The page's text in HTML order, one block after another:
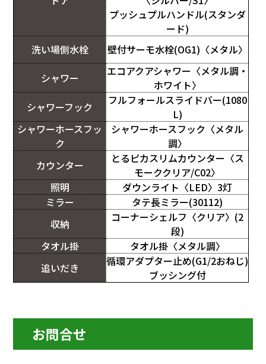
プッシュプルハンドル(スタンダ
ード)
洗い場側水栓
壁付サーモ水栓(OG1)〈メタル〉
シャワー
エコアクアシャワー〈メタル調・
ホワイト〉
シャワーフック
フルフォールスライドバー(1080
L)
シャワーホースフッ
ク
シャワーホースフック〈メタル
調〉
カウンター
とるピカスリムカウンター〈ス
モーククリア/C02〉
照明
ダウンライト〈LED〉3灯
ミラー
タテ長ミラー(30112)
収納
コーナーシェルフ〈クリア〉(2
段)
タオル掛
タオル掛〈メタル調〉
追いだき
循環アダプター止め(G1/2おねじ)
ブッシング付
お問合せ